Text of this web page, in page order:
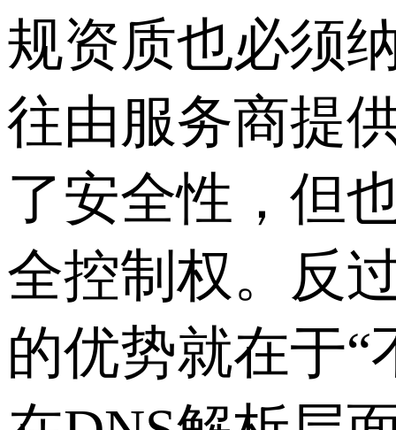
规资质也必须
往由服务商提
了安全性，但
全控制权。反
的优势就在于